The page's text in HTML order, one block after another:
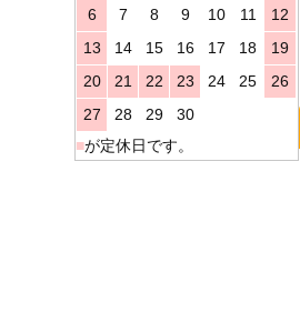
6
7 8 9 10 11
12
13
14 15 16 17 18
19
20
21 22 23 24 25
26
27
28 29
30
■が定休日です。